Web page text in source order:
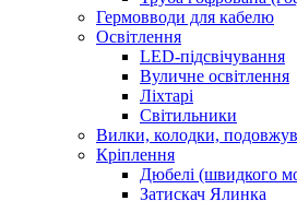
Гермовводи для кабелю
Освітлення
LED-підсвічування
Вуличне освітлення
Ліхтарі
Світильники
Вилки, колодки,
Кріплення
Дюбелі (швидкого
Затискач Ялинка